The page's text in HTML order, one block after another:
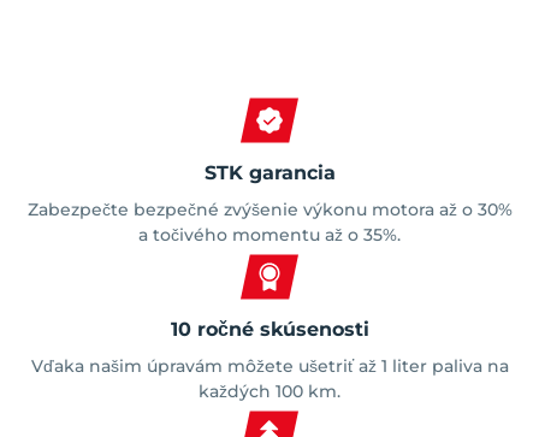
STK garancia
Zabezpečte bezpečné zvýšenie výkonu motora až o 30%
a točivého momentu až o 35%.
10 ročné skúsenosti
Vďaka našim úpravám môžete ušetriť až 1 liter paliva na
každých 100 km.